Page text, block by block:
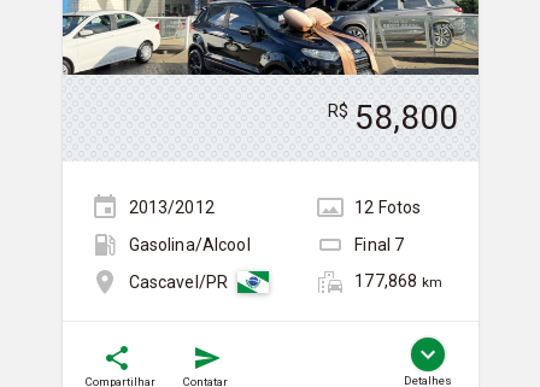
R$ 58,800
2013/2012 12 Fotos
Gasolina/Álcool
Final 7
Cascavel/PR
177,868 km
Compartilhar Contatar Detalhes